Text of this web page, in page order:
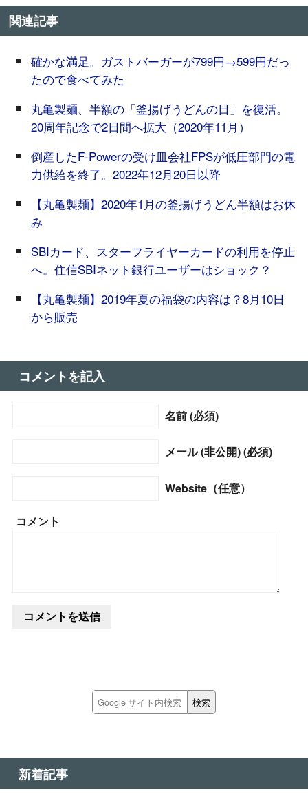
関連記事
確かな満足。ガストバーガーが799円→599円だっ
たので食べてみた
丸亀製麺、半額の「釜揚げうどんの日」を復活。
20周年記念で2日間へ拡大（2020年11月）
倒産したF-Powerの受け皿会社FPSが低圧部門の電
力供給を終了。2022年12月20日以降
【丸亀製麺】2020年1月の釜揚げうどん半額はお休
み
SBIカード、スターフライヤーカードの利用を停止
へ。住信SBIネット銀行ユーザーはショック？
【丸亀製麺】2019年夏の福袋の内容は？8月10日
から販売
コメントを記入
名前 (必須)
メール (非公開) (必須)
Website（任意）
コメント
新着記事